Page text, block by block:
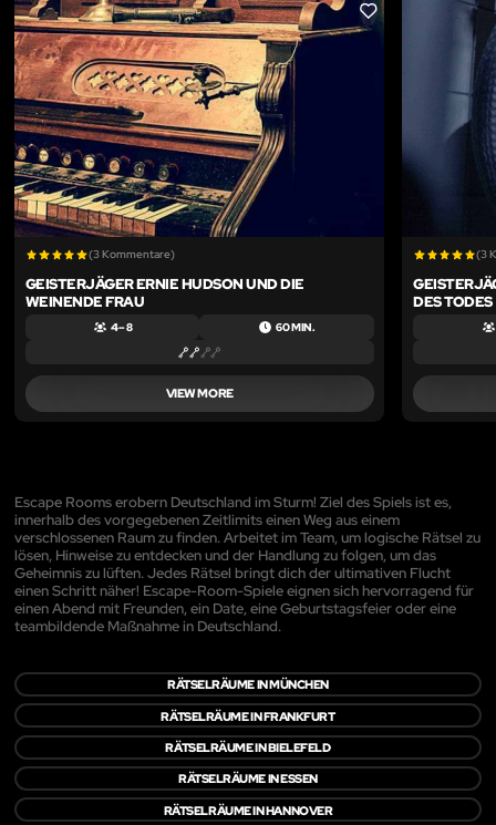
LIKE
(3 Kommentare)
GEISTERJÄGER ERNIE HUDSON UND DIE
WEINENDE FRAU
4 – 8 60 MIN.
VIEW MORE
(3
DES TODES
Escape Rooms erobern Deutschland im Sturm! Ziel des Spiels ist es,
innerhalb des vorgegebenen Zeitlimits einen Weg aus einem
verschlossenen Raum zu finden. Arbeitet im Team, um logische Rätsel zu
lösen, Hinweise zu entdecken und der Handlung zu folgen, um das
Geheimnis zu lüften. Jedes Rätsel bringt dich der ultimativen Flucht
einen Schritt näher! Escape-Room-Spiele eignen sich hervorragend für
einen Abend mit Freunden, ein Date, eine Geburtstagsfeier oder eine
teambildende Maßnahme in Deutschland.
RÄTSELRÄUME IN MÜNCHEN
RÄTSELRÄUME IN FRANKFURT
RÄTSELRÄUME IN BIELEFELD
RÄTSELRÄUME IN ESSEN
RÄTSELRÄUME IN HANNOVER